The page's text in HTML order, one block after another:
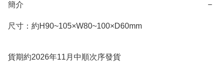
簡介 −
尺寸：約H90~105×W80~100×D60mm
貨期約2026年11月中順次序發貨